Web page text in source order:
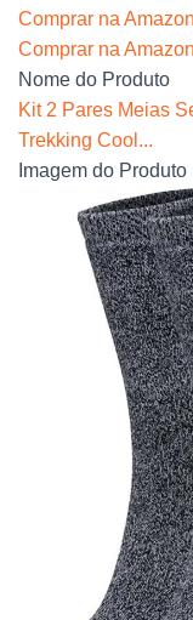
Comprar na Amazon
Comprar na Amazon
Nome do Produto
Kit 2 Pares Meias
Trekking Cool...
Imagem do Produto